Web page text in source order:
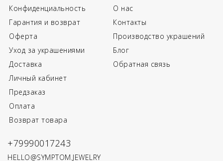
Конфиденциальность
Гарантия и возврат
Оферта
Уход за украшениями
Доставка
Личный кабинет
Предзаказ
Оплата
Возврат товара
О нас
Контакты
Производство украшений
Блог
Обратная связь
+79990017243
HELLO@SYMPTOM.JEWELRY